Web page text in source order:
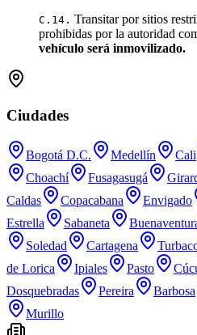
C.14. Transitar por sitios
prohibidas por la autoridad
vehículo será inmovilizado.
Ciudades
Bogotá D.C. Medellín Cali
Choachí
Fusagasugá
Caldas
Copacabana Envigado
Estrella
Sabaneta
Soledad
Cartagena
de Lorica
Ipiales Pasto
Dosquebradas
Pereira Barbosa
Murillo